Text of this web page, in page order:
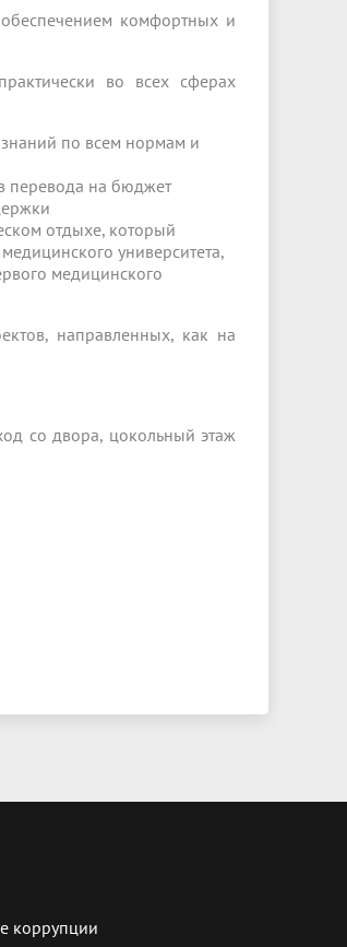
комфортных и
во всех сферах
по всем нормам и
перевода на бюджет
отдыхе, который
университета,
медицинского
направленных, как на
со двора, цокольный этаж
коррупции